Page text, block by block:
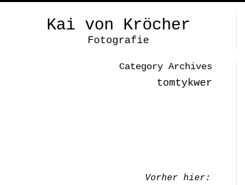
Kai von Kröcher
Fotografie
Category Archives
tomtykwer
Vorher hier: